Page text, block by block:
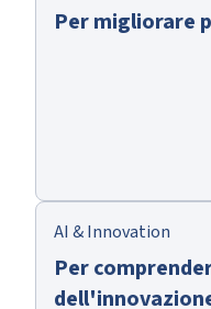
Per migliorare
AI & Innovation
Per